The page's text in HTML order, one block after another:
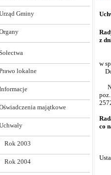
Gminy
lokalne
majątkowe
Rok 2003
Rok 2004
z
w
co